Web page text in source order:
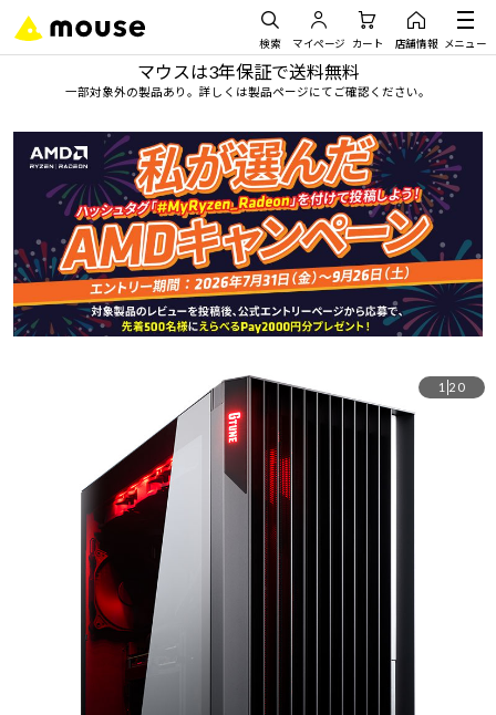
検索 マイページ カート 店舗情報 メニュー
マウスは3年保証で送料無料
一部対象外の製品あり。詳しくは製品ページにてご確認ください。
1 20